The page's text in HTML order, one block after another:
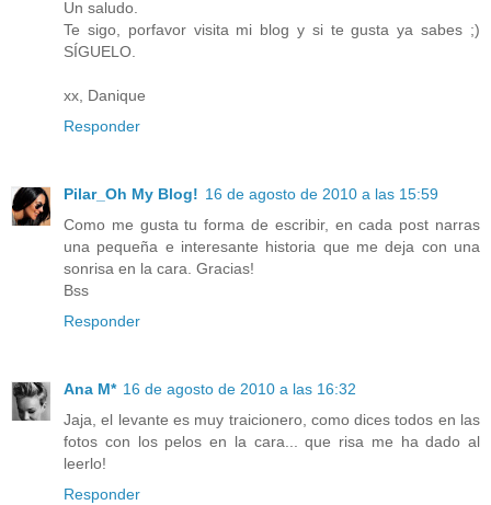
Un saludo.
Te sigo, porfavor visita mi blog y si te gusta ya sabes ;)
SÍGUELO.
xx, Danique
Responder
Pilar_Oh My Blog! 16 de agosto de 2010 a las 15:59
Como me gusta tu forma de escribir, en cada post narras
una pequeña e interesante historia que me deja con una
sonrisa en la cara. Gracias!
Bss
Responder
Ana M* 16 de agosto de 2010 a las 16:32
Jaja, el levante es muy traicionero, como dices todos en las
fotos con los pelos en la cara... que risa me ha dado al
leerlo!
Responder